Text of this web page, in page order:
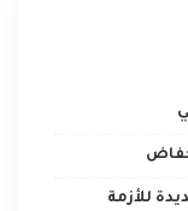
للأزمة